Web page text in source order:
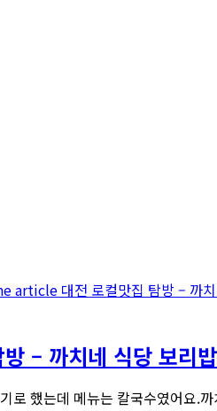
– 까치네 식당 보리
로 했는데 메뉴는 칼국수였어요.